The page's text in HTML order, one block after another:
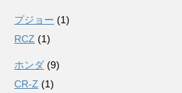
プジョー (1)
RCZ (1)
ホンダ (9)
CR-Z (1)